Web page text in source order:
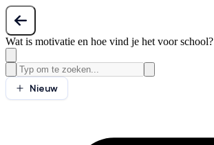
Wat is motivatie en hoe vind je het voor school?
Nieuw